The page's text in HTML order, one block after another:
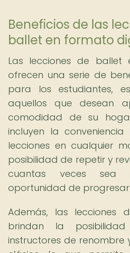
Beneficios de las
ballet en formato
Las lecciones de ballet
ofrecen una serie de
para los estudiantes,
aquellos que desean
comodidad de su
incluyen la
lecciones en cualquier
posibilidad de repetir y
cuantas veces sea
oportunidad de
Además, las lecciones
brindan la
instructores de renombre